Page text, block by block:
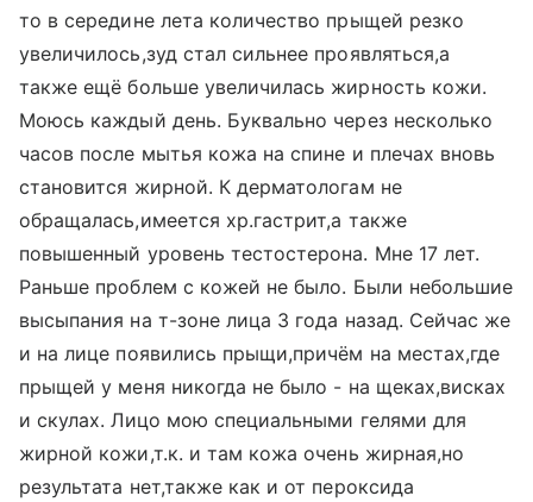
то в середине лета количество прыщей резко
увеличилось,зуд стал сильнее проявляться,а
также ещё больше увеличилась жирность кожи.
Моюсь каждый день. Буквально через несколько
часов после мытья кожа на спине и плечах вновь
становится жирной. К дерматологам не
обращалась,имеется хр.гастрит,а также
повышенный уровень тестостерона. Мне 17 лет.
Раньше проблем с кожей не было. Были небольшие
высыпания на т-зоне лица 3 года назад. Сейчас же
и на лице появились прыщи,причём на местах,где
прыщей у меня никогда не было - на щеках,висках
и скулах. Лицо мою специальными гелями для
жирной кожи,т.к. и там кожа очень жирная,но
результата нет,также как и от пероксида